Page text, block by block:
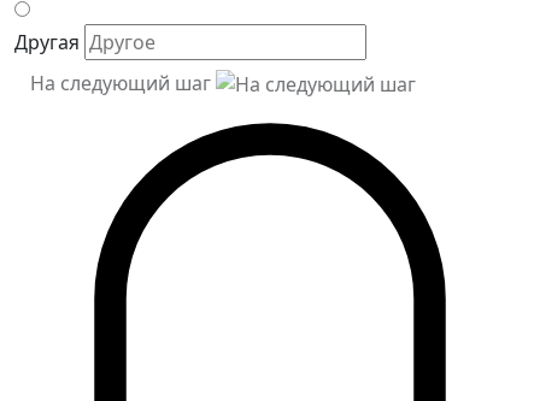
Другая
На следующий шаг